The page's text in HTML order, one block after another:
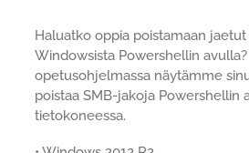
Haluatko oppia poistamaan
Windowsista Powershellin avulla?
opetusohjelmassa näytämme
poistaa SMB-jakoja Powershellin
tietokoneessa.